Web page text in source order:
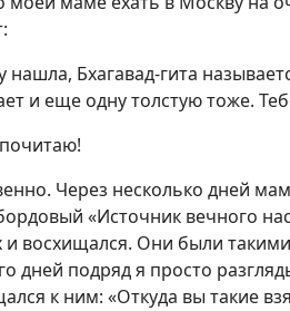
Бхагавад-гита
и еще одну толстую тоже.
Через несколько дней
«Источник вечного
и восхищался. Они были
дней подряд я просто
к ним: «Откуда вы такие